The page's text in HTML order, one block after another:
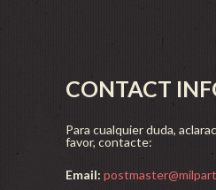
CONTACT
Para cualquier duda,
favor, contacte:
Email: